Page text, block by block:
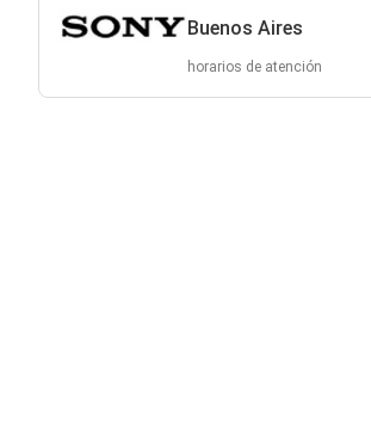
Buenos Aires
horarios de atención